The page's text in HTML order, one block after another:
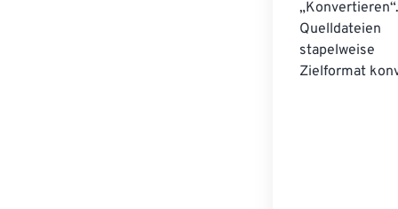
Quelldateien
Zielformat